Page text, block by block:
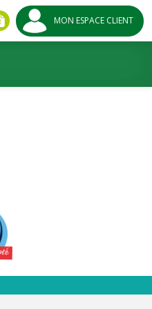
MON ESPACE CLIENT